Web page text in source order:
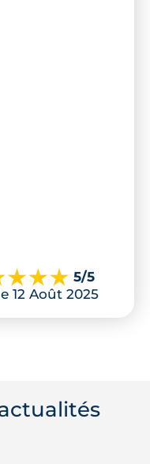
5/5
12 Août 2025